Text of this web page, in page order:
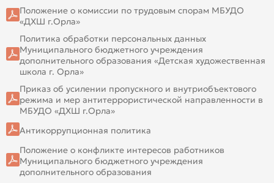
Положение о комиссии по трудовым спорам МБУДО
«ДХШ г.Орла»
Политика обработки персональных данных
Муниципального бюджетного учреждения
дополнительного образования «Детская художественная
школа г. Орла»
Приказ об усилении пропускного и внутриобъектового
режима и мер антитеррористической направленности в
МБУДО «ДХШ г.Орла»
Антикоррупционная политика
Положение о конфликте интересов работников
Муниципального бюджетного учреждения
дополнительного образования